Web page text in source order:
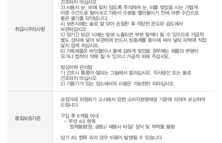
취급시주의사항
건조하지 마십시오
3) 사용시 눈, 비에 맞지 않도록 주의하며 눈, 비를 맞았을 시는 가볍게
마른 수건으로 털어내고 가죽이 수분을 빨아들이기 전에 마른 수건으로
묻은 물기를 닦아냅니다.
4) 보존시에는 솔로 잘 닦아 손질한 후 적당한 온도와 습도에서
보관하십시오
5) 장기간 보관 시에는 빛에 노출되면 부분 탈색이 될 수 있으므로 가급적
별도 상자에 넣어 보관하며 반드시 방충제를 종이에 싸서 넣되 피혁에 직접
닿지 않게 하십시오.
6) 가죽제품은 바닷물이나 물에 심하게 젖었을 경우에는 제품의 변형이
오거나 접착이 약해 질 수 있으니 가급적 피해 주십시오.
합성피혁 관리법
1) 건조시 통풍이 잘되는 그늘에서 말리십시오. 직사광선 또는 불로
건조하지 마십시오
2) 기름기가 있는 장소에서의 사용은 가능한한 피하십시오.
품질보증기준
공정거래 위원회가 고시에서 정한 소비자분쟁해결 기준에 의하여 보상하여
드립니다
구입 후 6개월 이내
  - 무상 AS 항목
상기 AS 항목 외의 경우 비용이 발생될 수 있습니다